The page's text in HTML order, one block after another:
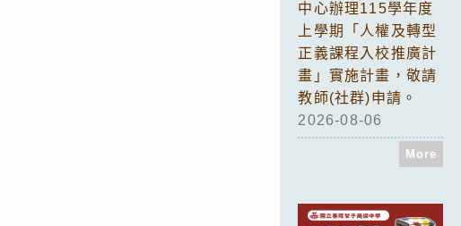
中心辦理115學年度
上學期「人權及轉型
正義課程入校推廣計
畫」實施計畫，敬請
教師(社群)申請。
2026-08-06
More